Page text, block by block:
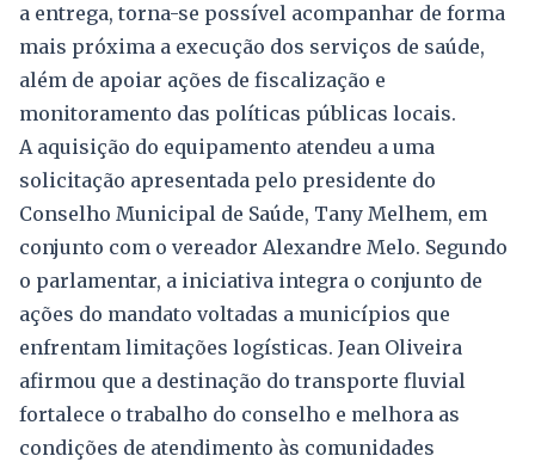
a entrega, torna-se possível acompanhar de forma
mais próxima a execução dos serviços de saúde,
além de apoiar ações de fiscalização e
monitoramento das políticas públicas locais.
A aquisição do equipamento atendeu a uma
solicitação apresentada pelo presidente do
Conselho Municipal de Saúde, Tany Melhem, em
conjunto com o vereador Alexandre Melo. Segundo
o parlamentar, a iniciativa integra o conjunto de
ações do mandato voltadas a municípios que
enfrentam limitações logísticas. Jean Oliveira
afirmou que a destinação do transporte fluvial
fortalece o trabalho do conselho e melhora as
condições de atendimento às comunidades